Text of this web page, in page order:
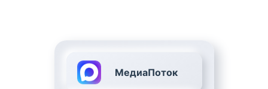
МедиаПоток